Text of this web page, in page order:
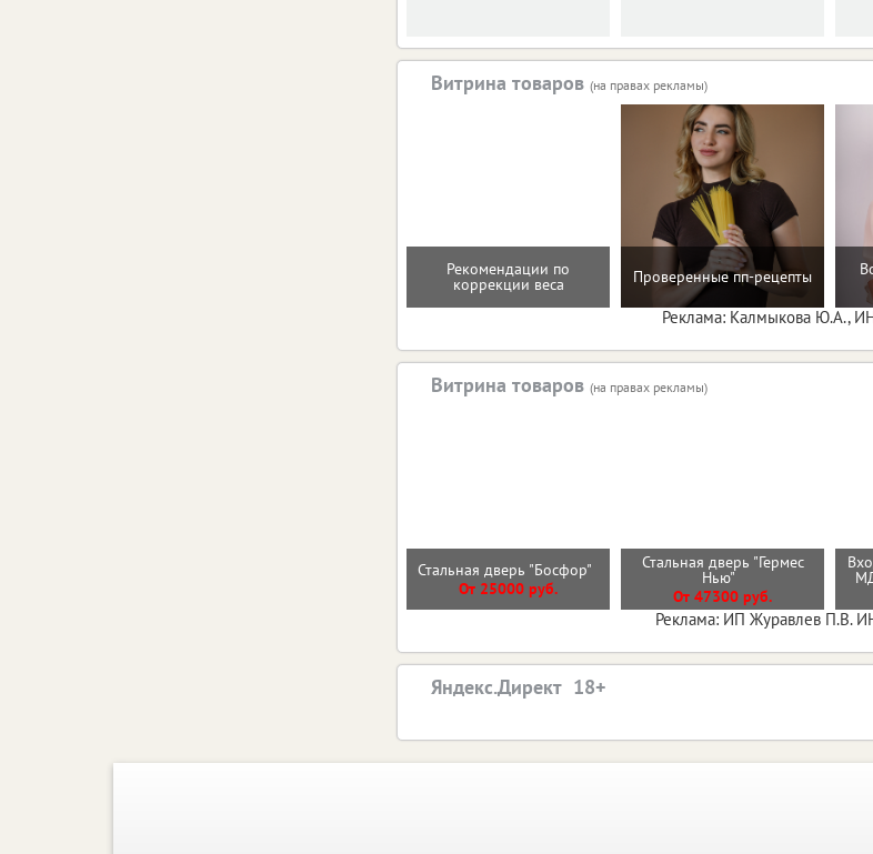
Витрина товаров (на правах рекламы)
Рекомендации по
коррекции веса Проверенные пп-рецепты
Реклама: Калмыкова Ю.А.,
Витрина товаров (на правах рекламы)
Стальная дверь "Босфор"
От 25000 руб.
Стальная дверь "Гермес
Нью"
От 47300 руб.
Реклама: ИП Журавлев П.В.
Яндекс.Директ